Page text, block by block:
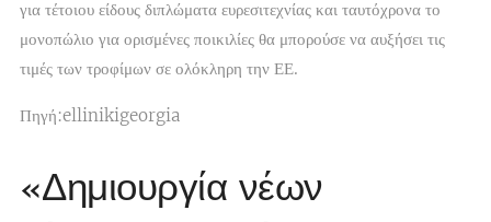
για τέτοιου είδους διπλώματα ευρεσιτεχνίας και ταυτόχρονα το
μονοπώλιο για ορισμένες ποικιλίες θα μπορούσε να αυξήσει τις
τιμές των τροφίμων σε ολόκληρη την ΕΕ.
Πηγή:ellinikigeorgia
«Δημιουργία νέων